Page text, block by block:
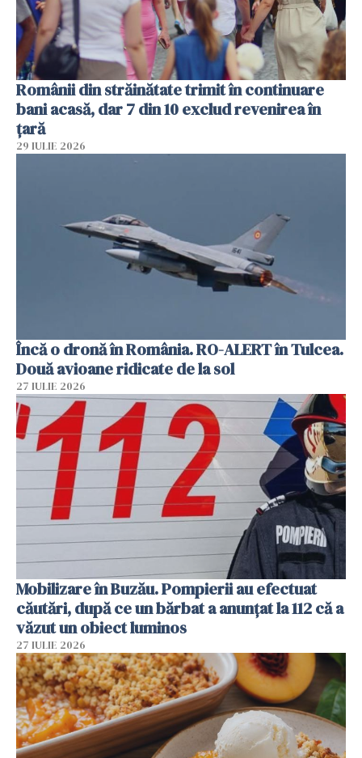
Românii din străinătate trimit în continuare
bani acasă, dar 7 din 10 exclud revenirea în
țară
29 IULIE 2026
Încă o dronă în România. RO-ALERT în Tulcea.
Două avioane ridicate de la sol
27 IULIE 2026
Mobilizare în Buzău. Pompierii au efectuat
căutări, după ce un bărbat a anunțat la 112 că a
văzut un obiect luminos
27 IULIE 2026